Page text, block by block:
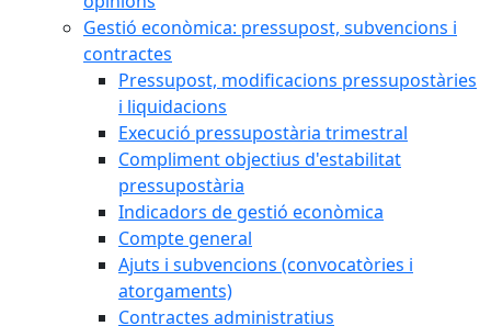
Gestió econòmica: pressupost, subvencions i
contractes
Pressupost, modificacions pressupostàries
i liquidacions
Execució pressupostària trimestral
Compliment objectius d'estabilitat
pressupostària
Indicadors de gestió econòmica
Compte general
Ajuts i subvencions (convocatòries i
atorgaments)
Contractes administratius